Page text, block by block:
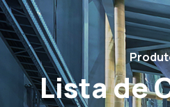
Lista de